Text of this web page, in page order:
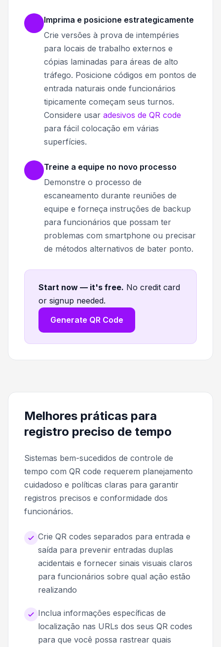
Imprima e posicione estrategicamente
Crie versões à prova de intempéries
para locais de trabalho externos e
cópias laminadas para áreas de alto
tráfego. Posicione códigos em pontos de
entrada naturais onde funcionários
tipicamente começam seus turnos.
Considere usar adesivos de QR code
para fácil colocação em várias
superfícies.
Treine a equipe no novo processo
Demonstre o processo de
escaneamento durante reuniões de
equipe e forneça instruções de backup
para funcionários que possam ter
problemas com smartphone ou precisar
de métodos alternativos de bater ponto.
Start now — it's free. No credit card
or signup needed.
Generate QR Code
Melhores práticas para
registro preciso de tempo
Sistemas bem-sucedidos de controle de
tempo com QR code requerem planejamento
cuidadoso e políticas claras para garantir
registros precisos e conformidade dos
funcionários.
Crie QR codes separados para entrada e
saída para prevenir entradas duplas
acidentais e fornecer sinais visuais claros
para funcionários sobre qual ação estão
realizando
Inclua informações específicas de
localização nas URLs dos seus QR codes
para que você possa rastrear quais